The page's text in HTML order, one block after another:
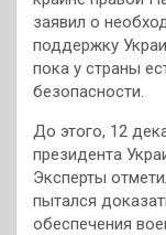
заявил о
поддержку
пока у страны
безопасности.
До этого, 12
президента
Эксперты
пытался
обеспечения